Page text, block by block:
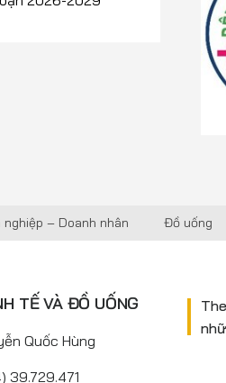
nghiệp – Doanh nhân Đồ uống
TẾ VÀ ĐỒ UỐNG
Quốc Hùng
39.729.471